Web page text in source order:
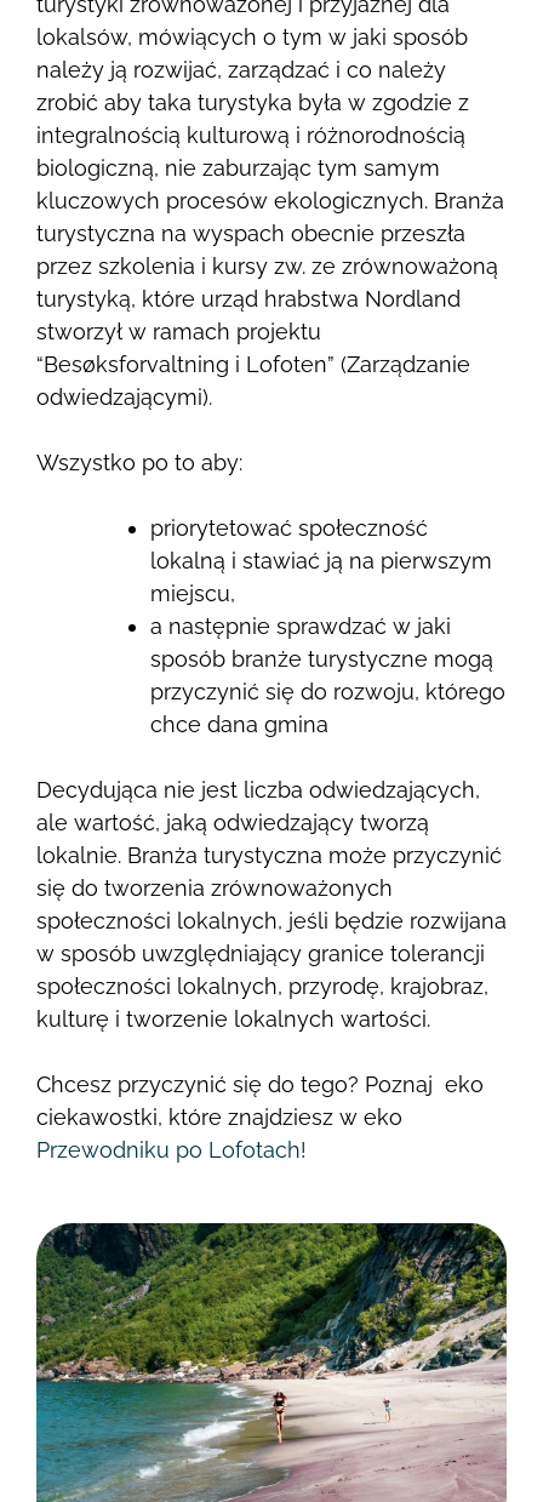
lokalsów, mówiących o tym w jaki sposób
należy ją rozwijać, zarządzać i co należy
zrobić aby taka turystyka była w zgodzie z
integralnością kulturową i różnorodnością
biologiczną, nie zaburzając tym samym
kluczowych procesów ekologicznych. Branża
turystyczna na wyspach obecnie przeszła
przez szkolenia i kursy zw. ze zrównoważoną
turystyką, które urząd hrabstwa Nordland
stworzył w ramach projektu
“Besøksforvaltning i Lofoten” (Zarządzanie
odwiedzającymi).
Wszystko po to aby:
priorytetować społeczność
lokalną i stawiać ją na pierwszym
miejscu,
a następnie sprawdzać w jaki
sposób branże turystyczne mogą
przyczynić się do rozwoju, którego
chce dana gmina
Decydująca nie jest liczba odwiedzających,
ale wartość, jaką odwiedzający tworzą
lokalnie. Branża turystyczna może przyczynić
się do tworzenia zrównoważonych
społeczności lokalnych, jeśli będzie rozwijana
w sposób uwzględniający granice tolerancji
społeczności lokalnych, przyrodę, krajobraz,
kulturę i tworzenie lokalnych wartości.
Chcesz przyczynić się do tego? Poznaj eko
ciekawostki, które znajdziesz w eko
Przewodniku po Lofotach!